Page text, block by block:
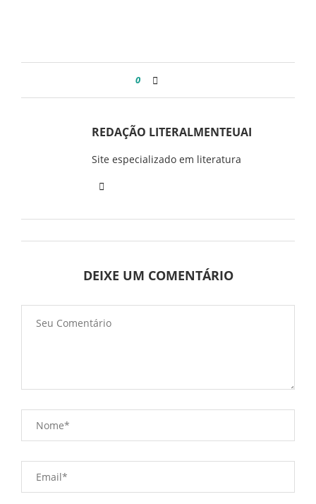
0
REDAÇÃO LITERALMENTEUAI
Site especializado em literatura
DEIXE UM COMENTÁRIO